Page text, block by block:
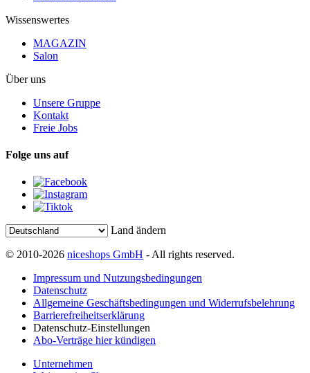
Wissenswertes
MAGAZIN
Salon
Über uns
Unsere Gruppe
Kontakt
Freie Jobs
Folge uns auf
Land ändern
© 2010-2026 niceshops GmbH - All rights reserved.
Impressum und Nutzungsbedingungen
Datenschutz
Allgemeine Geschäftsbedingungen und Widerrufsbelehrung
Barrierefreiheitserklärung
Datenschutz-Einstellungen
Abo-Verträge hier kündigen
Unternehmen